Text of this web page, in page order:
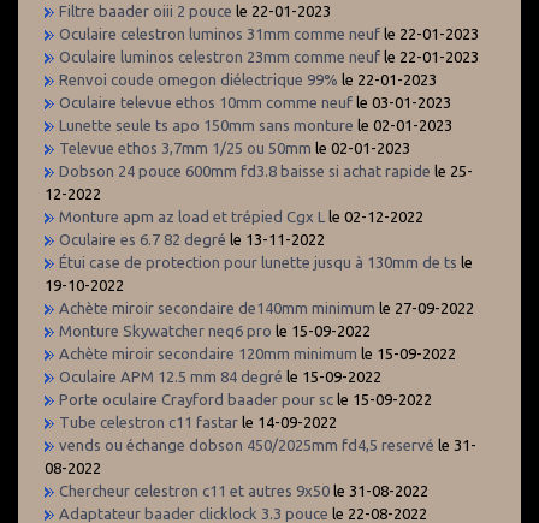
Filtre baader oiii 2 pouce le 22-01-2023
Oculaire celestron luminos 31mm comme neuf le 22-01-2023
Oculaire luminos celestron 23mm comme neuf le 22-01-2023
Renvoi coude omegon diélectrique 99% le 22-01-2023
Oculaire televue ethos 10mm comme neuf le 03-01-2023
Lunette seule ts apo 150mm sans monture le 02-01-2023
Televue ethos 3,7mm 1/25 ou 50mm le 02-01-2023
Dobson 24 pouce 600mm fd3.8 baisse si achat rapide le 25-
12-2022
Monture apm az load et trépied Cgx L le 02-12-2022
Oculaire es 6.7 82 degré le 13-11-2022
Étui case de protection pour lunette jusqu à 130mm de ts le
19-10-2022
Achète miroir secondaire de140mm minimum le 27-09-2022
Monture Skywatcher neq6 pro le 15-09-2022
Achète miroir secondaire 120mm minimum le 15-09-2022
Oculaire APM 12.5 mm 84 degré le 15-09-2022
Porte oculaire Crayford baader pour sc le 15-09-2022
Tube celestron c11 fastar le 14-09-2022
vends ou échange dobson 450/2025mm fd4,5 reservé le 31-
08-2022
Chercheur celestron c11 et autres 9x50 le 31-08-2022
Adaptateur baader clicklock 3.3 pouce le 22-08-2022